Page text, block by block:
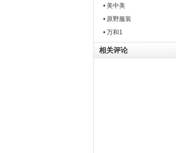
• 美中美
• 原野服装
• 万和1
相关评论